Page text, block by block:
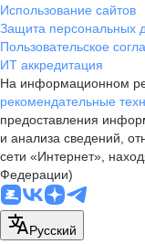
Использование сайтов
Защита персональных
Пользовательское
ИТ аккредитация
На информационном
рекомендательные
предоставления
и анализа сведений,
сети «Интернет»,
Федерации)
Русский